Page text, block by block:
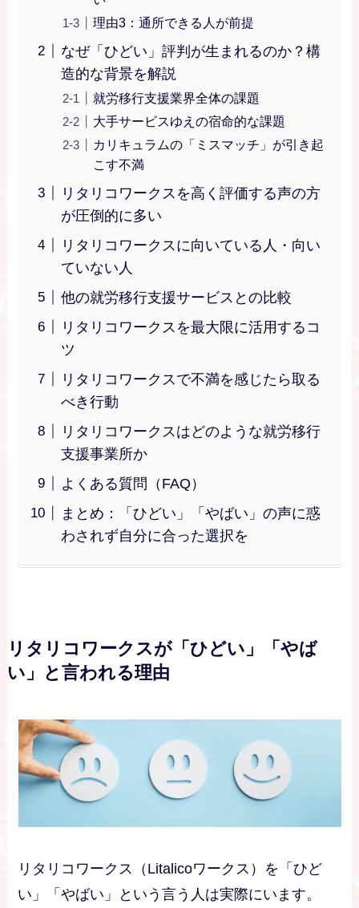
理由3：通所できる人が前提
なぜ「ひどい」評判が生まれるのか？構
造的な背景を解説
就労移行支援業界全体の課題
大手サービスゆえの宿命的な課題
カリキュラムの「ミスマッチ」が引き起
こす不満
リタリコワークスを高く評価する声の方
が圧倒的に多い
リタリコワークスに向いている人・向い
ていない人
他の就労移行支援サービスとの比較
リタリコワークスを最大限に活用するコ
ツ
リタリコワークスで不満を感じたら取る
べき行動
リタリコワークスはどのような就労移行
支援事業所か
よくある質問（FAQ）
まとめ：「ひどい」「やばい」の声に惑
わされず自分に合った選択を
リタリコワークスが「ひどい」「やば
い」と言われる理由
リタリコワークス（Litalicoワークス）を「ひど
い」「やばい」という言う人は実際にいます。